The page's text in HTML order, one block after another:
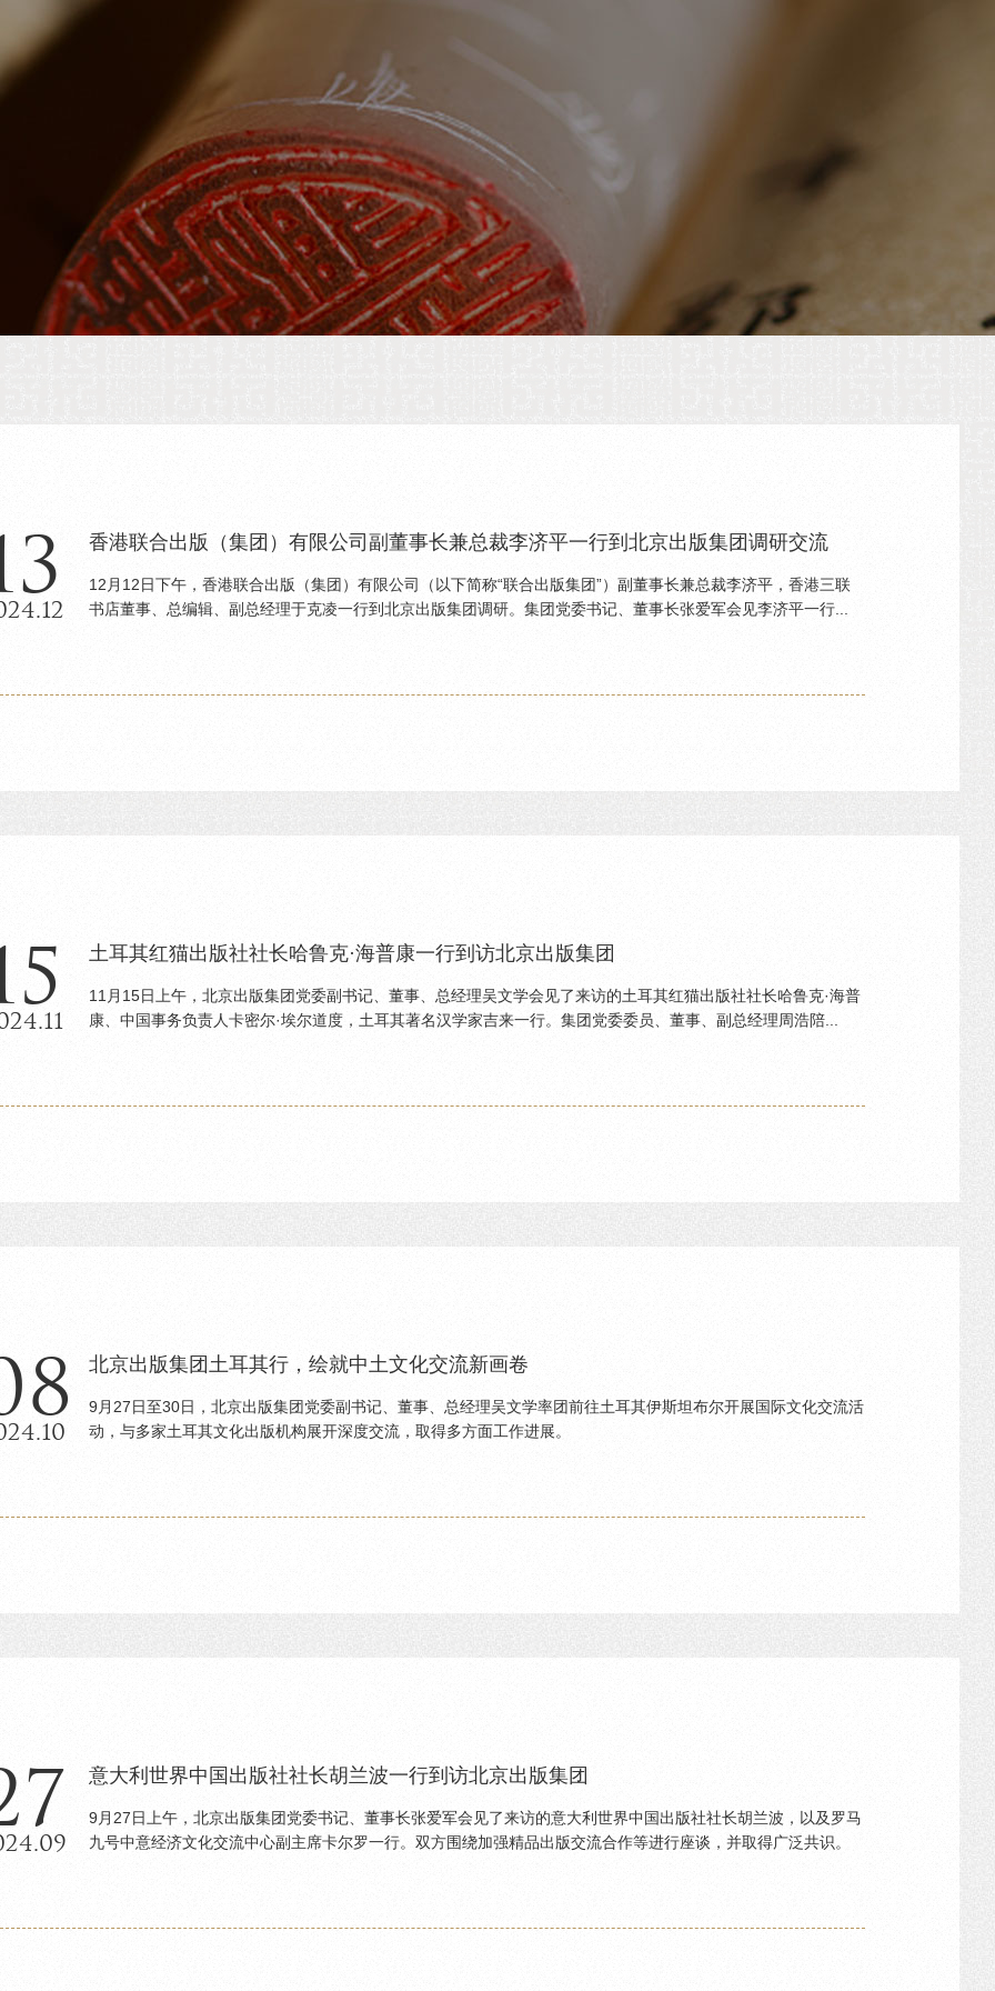
香港联合出版（集团）有限公司副董事长兼总裁李济平一行到北京出版集团调研交流
12月12日下午，香港联合出版（集团）有限公司（以下简称“联合出版集团”）副董事长兼总裁李济平，香港三联
书店董事、总编辑、副总经理于克凌一行到北京出版集团调研。集团党委书记、董事长张爱军会见李济平一行...
土耳其红猫出版社社长哈鲁克·海普康一行到访北京出版集团
11月15日上午，北京出版集团党委副书记、董事、总经理吴文学会见了来访的土耳其红猫出版社社长哈鲁克·海普
康、中国事务负责人卡密尔·埃尔道度，土耳其著名汉学家吉来一行。集团党委委员、董事、副总经理周浩陪...
北京出版集团土耳其行，绘就中土文化交流新画卷
9月27日至30日，北京出版集团党委副书记、董事、总经理吴文学率团前往土耳其伊斯坦布尔开展国际文化交流活
动，与多家土耳其文化出版机构展开深度交流，取得多方面工作进展。
意大利世界中国出版社社长胡兰波一行到访北京出版集团
9月27日上午，北京出版集团党委书记、董事长张爱军会见了来访的意大利世界中国出版社社长胡兰波，以及罗马
九号中意经济文化交流中心副主席卡尔罗一行。双方围绕加强精品出版交流合作等进行座谈，并取得广泛共识。